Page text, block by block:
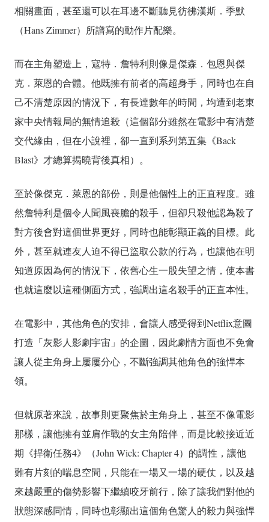
相關畫面，甚至還可以在耳邊不斷聽見彷彿漢斯．季默
（Hans Zimmer）所譜寫的動作片配樂。
而在主角塑造上，寇特．詹特利則像是傑森．包恩與傑
克．萊恩的合體。他既擁有前者的高超身手，同時也在自
己不清楚原因的情況下，有長達數年的時間，均遭到老東
家中央情報局的無情追殺（這個部分雖然在電影中有清楚
交代緣由，但在小說裡，卻一直到系列第五集《Back
Blast》才總算揭曉背後真相）。
至於像傑克．萊恩的部份，則是他個性上的正直程度。雖
然詹特利是個令人聞風喪膽的殺手，但卻只殺他認為殺了
對方後會對這個世界更好，同時也能彰顯正義的目標。此
外，甚至就連友人迫不得已盜取公款的行為，也讓他在明
知道原因為何的情況下，依舊心生一股失望之情，使本書
也就這麼以這種側面方式，強調出這名殺手的正直本性。
在電影中，其他角色的安排，會讓人感受得到Netflix意圖
打造「灰影人影劇宇宙」的企圖，因此劇情方面也不免會
讓人從主角身上屢屢分心，不斷強調其他角色的強悍本
領。
但就原著來說，故事則更聚焦於主角身上，甚至不像電影
那樣，讓他擁有並肩作戰的女主角陪伴，而是比較接近近
期《捍衛任務4》（John Wick: Chapter 4）的調性，讓他
難有片刻的喘息空間，只能在一場又一場的硬仗，以及越
來越嚴重的傷勢影響下繼續咬牙前行，除了讓我們對他的
狀態深感同情，同時也彰顯出這個角色驚人的毅力與強悍